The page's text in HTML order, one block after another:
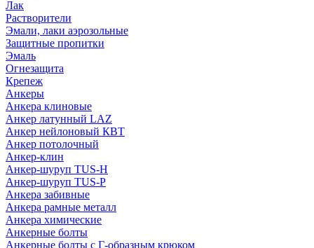
Лак
Растворители
Эмали, лаки аэрозольные
Защитные пропитки
Эмаль
Огнезащита
Крепеж
Анкеры
Анкера клиновые
Анкер латунный LAZ
Анкер нейлоновый КВТ
Анкер потолочный
Анкер-клин
Анкер-шуруп TUS-H
Анкер-шуруп TUS-P
Анкера забивные
Анкера рамные металл
Анкера химические
Анкерные болты
Анкерные болты с Г-образным крюком